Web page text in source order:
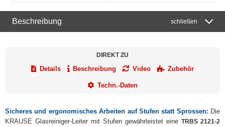
Beschreibung schließen
DIREKT ZU
Details Beschreibung Video Zubehör
Techn.-Daten
Sicheres und ergonomisches Arbeiten auf Stufen statt Sprossen: Die
KRAUSE Glasreiniger-Leiter mit Stufen gewährleistet eine TRBS 2121-2